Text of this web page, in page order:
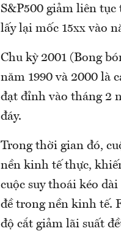
S&P500 giảm liên
lấy lại mốc 15xx vào
Chu kỳ 2001 (Bong
năm 1990 và 2000 là
đạt đỉnh vào tháng 2
đáy.
Trong thời gian đó,
nền kinh tế thực,
cuộc suy thoái kéo
đề trong nền kinh tế.
độ cắt giảm lãi suất